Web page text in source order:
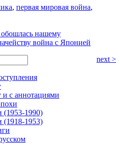
, первая мировая война,
нашему
война с Японией
next >
и с аннотациями
(1953-1990)
(1918-1953)